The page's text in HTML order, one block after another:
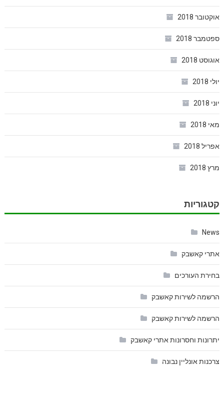
אוקטובר 2018
ספטמבר 2018
אוגוסט 2018
יולי 2018
יוני 2018
מאי 2018
אפריל 2018
מרץ 2018
קטגוריות
News
אתרי קאשבק
בחירת העורכים
הרשמה לשירות קאשבק
הרשמה לשירות קאשבק
יתרונות וחסרונות אתרי קאשבק
צרכנות אונליין נבונה